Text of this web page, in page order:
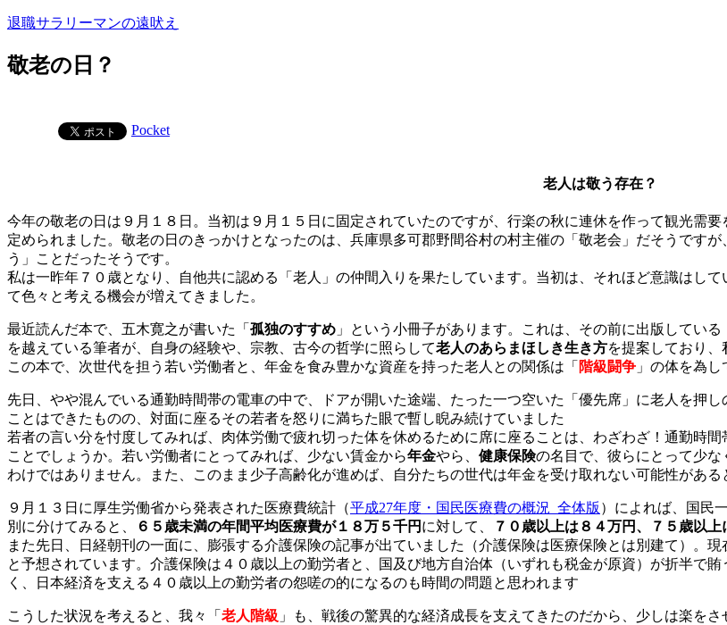
コ
テ
ン
退職サラリーマンの遠吠え
敬老の日？
Pocket
老人は敬う存在？
今年の敬老の日は９月１８日。当初は９月１５日に固定されていたのですが、行楽の秋に連休を作って観光需
定められました。敬老の日のきっかけとなったのは、兵庫県多可郡野間谷村の村主催の「敬老会」だそうですが
う」ことだったそうです。
私は一昨年７０歳となり、自他共に認める「老人」の仲間入りを果たしています。当初は、それほど意識はし
て色々と考える機会が増えてきました。
最近読んだ本で、五木寛之が書いた「 孤独のすすめ 」という小冊子があります。これは、その前に出版している
を越えている筆者が、自身の経験や、宗教、古今の哲学に照らして老人のあらまほしき生き方を提案しており
この本で、次世代を担う若い労働者と、年金を食み豊かな資産を持った老人との関係は「 階級闘争 」の体を為
先日、やや混んでいる通勤時間帯の電車の中で、ドアが開いた途端、たった一つ空いた「優先席」に老人を押
ことはできたものの、対面に座るその若者を怒りに満ちた眼で暫し睨み続けていました
若者の言い分を忖度してみれば、肉体労働で疲れ切った体を休めるために席に座ることは、わざわざ！通勤時
ことでしょうか。若い労働者にとってみれば、少ない賃金から年金やら、 健康保険の名目で、彼らにとって少な
わけではありません。また、このまま少子高齢化が進めば、自分たちの世代は年金を受け取れない可能性があ
９月１３日に厚生労働省から発表された医療費統計（平成27年度・国民医療費の概況_全体版 ）によれば、国民
別に分けてみると、
６５歳未満の年間平均医療費が１８万５千円 に対して、 ７０歳以上は８４万円、７５歳以上
また先日、日経朝刊の一面に、膨張する介護保険の記事が出ていました（介護保険は医療保険とは別建て）。
と予想されています。介護保険は４０歳以上の勤労者と、国及び地方自治体（いずれも税金が原資）が折半で
く、日本経済を支える４０歳以上の勤労者の怨嗟の的になるのも時間の問題と思われます
こうした状況を考えると、我々「 老人階級 」も、戦後の驚異的な経済成長を支えてきたのだから、少しは楽を